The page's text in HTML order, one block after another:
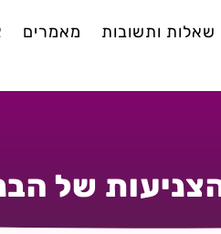
שאלות ותשובות מאמרים
של